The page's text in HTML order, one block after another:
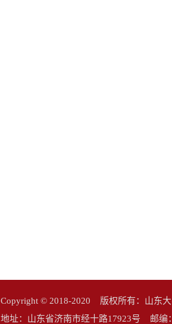
Copyright © 2018-2020 版权所有：山东
地址：山东省济南市经十路17923号 邮